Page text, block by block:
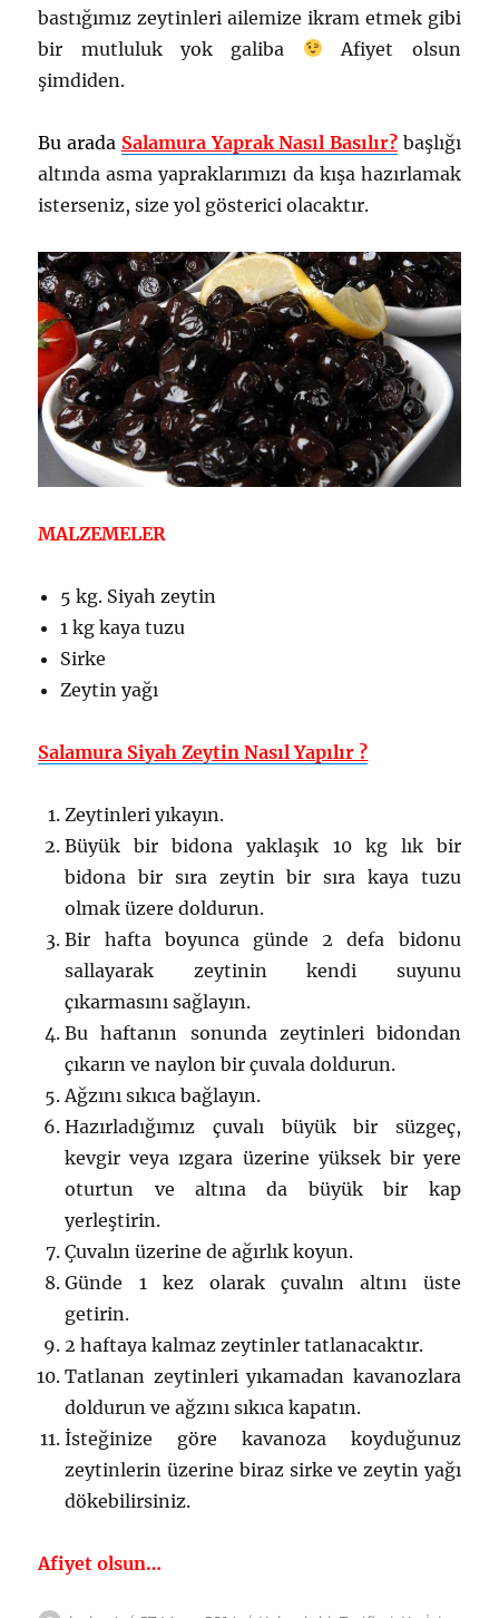
bastığımız zeytinleri ailemize ikram etmek gibi
bir mutluluk yok galiba
Afiyet olsun
şimdiden.
Bu arada Salamura Yaprak Nasıl Basılır?başlığı
altında asma yapraklarımızı da kışa hazırlamak
isterseniz, size yol gösterici olacaktır.
MALZEMELER
5 kg. Siyah zeytin
1 kg kaya tuzu
Sirke
Zeytin yağı
Salamura Siyah Zeytin Nasıl Yapılır ?
Zeytinleri yıkayın.
Büyük bir bidona yaklaşık 10 kg lık bir
bidona bir sıra zeytin bir sıra kaya tuzu
olmak üzere doldurun.
Bir hafta boyunca günde 2 defa bidonu
sallayarak zeytinin kendi suyunu
çıkarmasını sağlayın.
Bu haftanın sonunda zeytinleri bidondan
çıkarın ve naylon bir çuvala doldurun.
Ağzını sıkıca bağlayın.
Hazırladığımız çuvalı büyük bir süzgeç,
kevgir veya ızgara üzerine yüksek bir yere
oturtun ve altına da büyük bir kap
yerleştirin.
Çuvalın üzerine de ağırlık koyun.
Günde 1 kez olarak çuvalın altını üste
getirin.
2 haftaya kalmaz zeytinler tatlanacaktır.
Tatlanan zeytinleri yıkamadan kavanozlara
doldurun ve ağzını sıkıca kapatın.
İsteğinize göre kavanoza koyduğunuz
zeytinlerin üzerine biraz sirke ve zeytin yağı
dökebilirsiniz.
Afiyet olsun…